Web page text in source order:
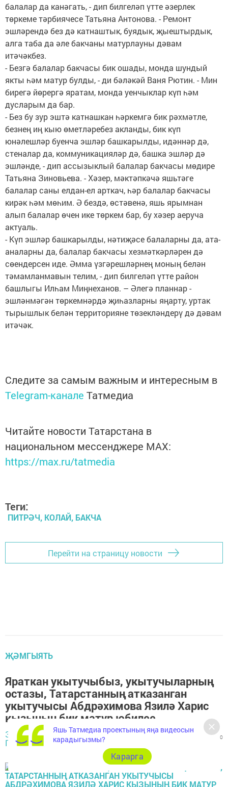
балалар да канәгать, - дип билгеләп үтте әзерлек
төркеме тәрбиячесе Татьяна Антонова. - Ремонт
эшләрендә без дә катнаштык, буядык, җыештырдык,
алга таба да әле бакчаны матурлауны дәвам
итәчәкбез.
- Безгә балалар бакчасы бик ошады, монда шундый
якты һәм матур булды, - ди бәләкәй Ваня Рютин. - Мин
бирегә йөрергә яратам, монда уенчыклар күп һәм
дусларым да бар.
- Без бу зур эштә катнашкан һәркемгә бик рәхмәтле,
безнең иң кыю өметләребез акланды, бик күп
юнәлешләр буенча эшләр башкарылды, идәннәр дә,
стеналар да, коммуникацияләр дә, башка эшләр дә
эшләнде, - дип ассызыклый балалар бакчасы мөдире
Татьяна Зиновьева. - Хәзер, мәктәпкәчә яшьтәге
балалар саны елдан-ел арткач, һәр балалар бакчасы
кирәк һәм мөһим. Ә бездә, өстәвенә, яшь ярымнан
алып балалар өчен ике төркем бар, бу хәзер аеруча
актуаль.
- Күп эшләр башкарылды, нәтиҗәсе балаларны да, ата-
аналарны да, балалар бакчасы хезмәткәрләрен дә
сөендерсен иде. Әмма үзгәрешләрнең моның белән
тәмамланмавын телим, - дип билгеләп үтте район
башлыгы Илһам Миңнеханов. – Әлегә планнар -
эшләнмәгән төркемнәрдә җиһазларны яңарту, уртак
тырышлык белән территорияне төзекләндерү дә дәвам
итәчәк.
Следите за самым важным и интересным в
Telegram-канале Татмедиа
Читайте новости Татарстана в
национальном мессенджере MАХ:
https://max.ru/tatmedia
Теги:
ПИТРӘЧ, КОЛАЙ, БАКЧА
Перейти на страницу новости
ҖӘМГЫЯТЬ
Яраткан укытучыбыз, укытучыларның
остазы, Татарстанның атказанган
укытучысы Абдрәхимова Язилә Харис
кызының бик матур юбилее
Зөлфия
ГЫЙНИЯТОВА,
18 сентябрь 2018
- 14:00
0
Яшь Татмедиа проектының яңа видеосын
карадыгызмы?
Карарга